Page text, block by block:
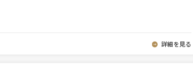
詳細を見る